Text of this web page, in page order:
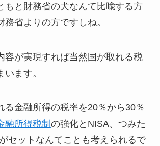
もと財務省の犬なんて比喩する方
務省よりの方ですしね。
容が実現すれば当然国が取れる税
ます。
る金融所得の税率を20％から30％
融所得税制 の強化とNISA、つみた
セットなんてことも考えられるで